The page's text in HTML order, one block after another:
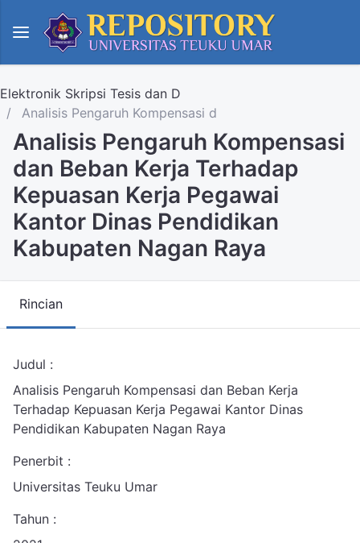
Elektronik Skripsi Tesis dan D
Analisis Pengaruh Kompensasi d
Analisis Pengaruh Kompensasi
dan Beban Kerja Terhadap
Kepuasan Kerja Pegawai
Kantor Dinas Pendidikan
Kabupaten Nagan Raya
Rincian
Judul :
Analisis Pengaruh Kompensasi dan Beban Kerja
Terhadap Kepuasan Kerja Pegawai Kantor Dinas
Pendidikan Kabupaten Nagan Raya
Penerbit :
Universitas Teuku Umar
Tahun :